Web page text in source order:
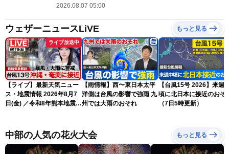
2026.08.07 05:00
ウェザーニュースLiVE もっと見る
ライブ放送中
【ライブ】最新天気ニュー
ス・地震情報 2026年8月7
日(金) ／令和8年熊本地震情
央・江川清音／有賀哲夫〉
【雨情報】西〜東日本太平
洋側は台風の影響で強雨 九
州では大雨のおそれ
【台風15号 2026】来週
頃に北日本に接近のおそ
（7日5時更新）
中部の人気の花火大会 もっと見る